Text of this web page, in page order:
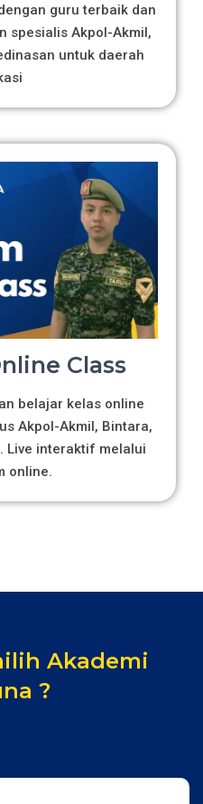
guru terbaik dan
spesialis Akpol-Akmil,
untuk daerah
Class
belajar kelas online
Akpol-Akmil, Bintara,
Live interaktif melalui
online.
Akademi
?